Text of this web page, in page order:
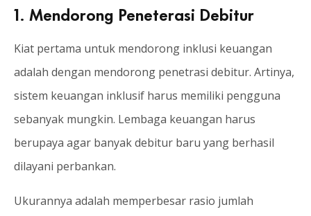
1. Mendorong Peneterasi Debitur
Kiat pertama untuk mendorong inklusi keuangan
adalah dengan mendorong penetrasi debitur. Artinya,
sistem keuangan inklusif harus memiliki pengguna
sebanyak mungkin. Lembaga keuangan harus
berupaya agar banyak debitur baru yang berhasil
dilayani perbankan.
Ukurannya adalah memperbesar rasio jumlah